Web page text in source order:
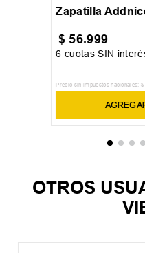
Zapatilla
$ 56.999
6 cuotas SIN
Precio sin impuestos nacionales: $
OTROS